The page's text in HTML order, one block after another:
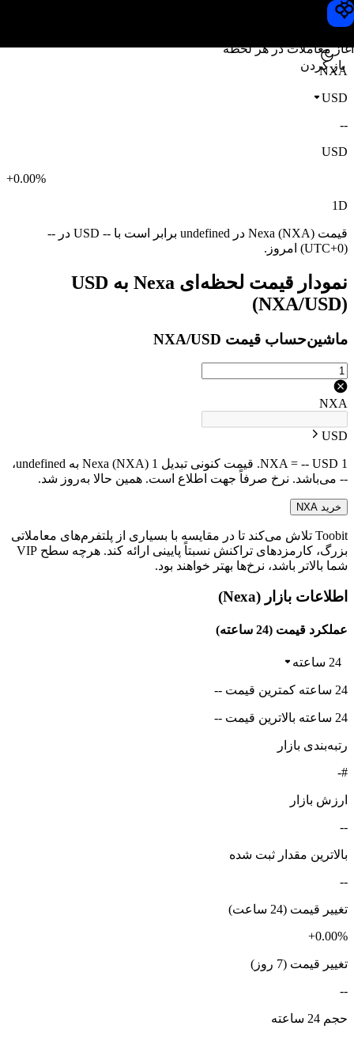
آغاز معاملات در هر لحظه
باز کردن
قیمت Nexa
NXA
USD
--
USD
+0.00%
1D
قیمت Nexa (NXA) در undefined برابر است با -- USD در --
(UTC+0) امروز.
نمودار قیمت لحظه‌ای Nexa به USD
(NXA/USD)
ماشین‌حساب قیمت NXA/USD
NXA
USD
1 NXA = -- USD. قیمت کنونی تبدیل 1 Nexa (NXA) به undefined،
-- می‌باشد. نرخ صرفاً جهت اطلاع است. همین حالا به‌روز شد.
خرید NXA
Toobit تلاش می‌کند تا در مقایسه با بسیاری از پلتفرم‌های معاملاتی
بزرگ، کارمزدهای تراکنش نسبتاً پایینی ارائه کند. هرچه سطح VIP
شما بالاتر باشد، نرخ‌ها بهتر خواهند بود.
اطلاعات بازار (Nexa)
عملکرد قیمت (24 ساعته)
24 ساعته
24 ساعته کمترین قیمت --
24 ساعته بالاترین قیمت --
رتبه‌بندی بازار
#-
ارزش بازار
--
بالاترین مقدار ثبت شده
--
تغییر قیمت (24 ساعت)
+0.00%
تغییر قیمت (7 روز)
--
حجم 24 ساعته